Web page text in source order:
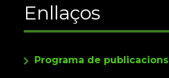
Enllaços
Programa de publicacions